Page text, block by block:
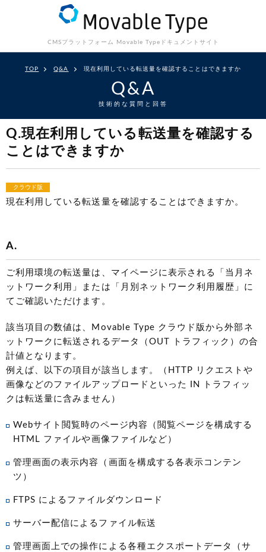
CMSプラットフォーム Movable Type ドキュメントサイト
TOP Q&A 現在利用している転送量を確認することはできますか
Q&A
技術的な質問と回答
Q.現在利用している転送量を確認する
ことはできますか
クラウド版
現在利用している転送量を確認することはできますか。
A.
ご利用環境の転送量は、マイページに表示される「当月ネ
ットワーク利用」または「月別ネットワーク利用履歴」に
てご確認いただけます。
該当項目の数値は、Movable Type クラウド版から外部ネ
ットワークに転送されるデータ（OUT トラフィック）の合
計値となります。
例えば、以下の項目が該当します。（HTTP リクエストや
画像などのファイルアップロードといった IN トラフィッ
クは転送量に含みません）
Webサイト閲覧時のページ内容（閲覧ページを構成する
HTML ファイルや画像ファイルなど）
管理画面の表示内容（画面を構成する各表示コンテン
ツ）
FTPS によるファイルダウンロード
サーバー配信によるファイル転送
管理画面上での操作による各種エクスポートデータ（サ